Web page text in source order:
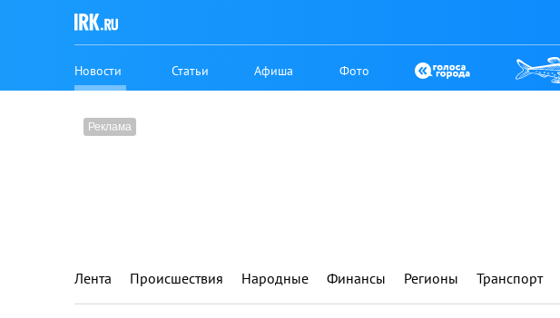
Новости Статьи Афиша Фото
Лента Происшествия Народные Финансы Регионы Транспорт